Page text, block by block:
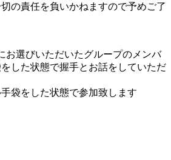
の責任を負いかねますので予めご了
お選びいただいたグループのメンバ
した状態で握手とお話をしていただ
袋をした状態で参加致します